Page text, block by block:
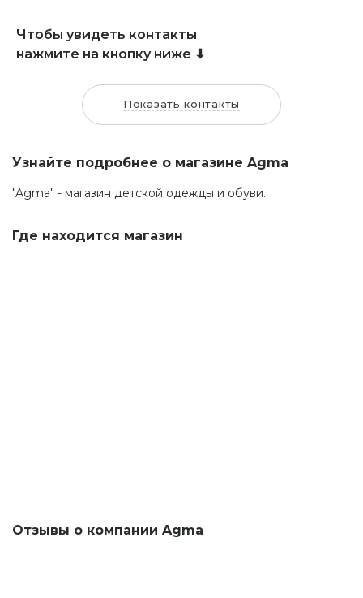
Чтобы увидеть контакты
нажмите на кнопку ниже ⬇
Показать контакты
Узнайте подробнее о магазине Agma
"Agma" - магазин детской одежды и обуви.
Где находится магазин
Отзывы о компании Agma